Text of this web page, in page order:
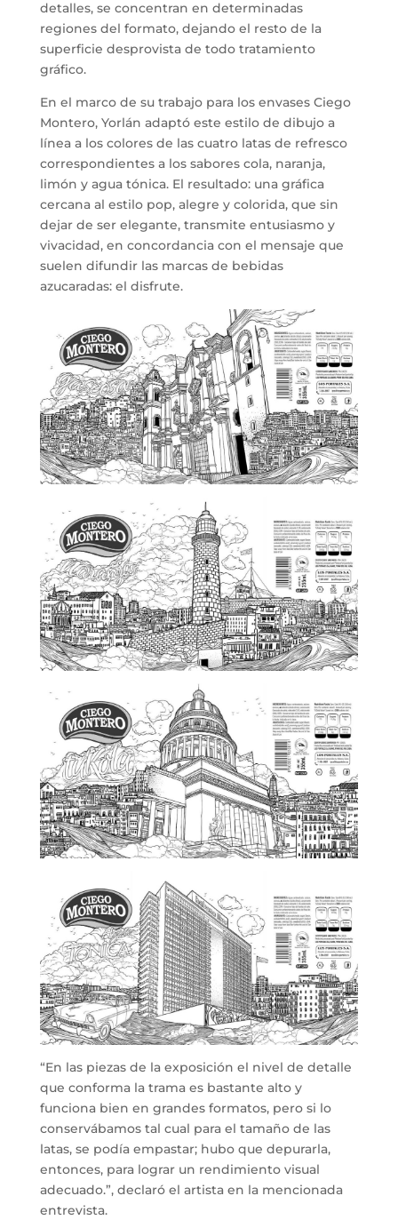
detalles, se concentran en determinadas
regiones del formato, dejando el resto de la
superficie desprovista de todo tratamiento
gráfico.
En el marco de su trabajo para los envases Ciego
Montero, Yorlán adaptó este estilo de dibujo a
línea a los colores de las cuatro latas de refresco
correspondientes a los sabores cola, naranja,
limón y agua tónica. El resultado: una gráfica
cercana al estilo pop, alegre y colorida, que sin
dejar de ser elegante, transmite entusiasmo y
vivacidad, en concordancia con el mensaje que
suelen difundir las marcas de bebidas
azucaradas: el disfrute.
“En las piezas de la exposición el nivel de detalle
que conforma la trama es bastante alto y
funciona bien en grandes formatos, pero si lo
conservábamos tal cual para el tamaño de las
latas, se podía empastar; hubo que depurarla,
entonces, para lograr un rendimiento visual
adecuado.”, declaró el artista en la mencionada
entrevista.